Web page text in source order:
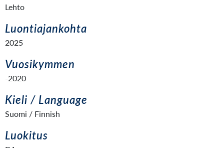
Lehto
Luontiajankohta
2025
Vuosikymmen
-2020
Kieli / Language
Suomi / Finnish
Luokitus